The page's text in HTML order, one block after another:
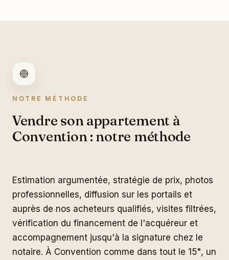
NOTRE MÉTHODE
Vendre son appartement à
Convention : notre méthode
Estimation argumentée, stratégie de prix, photos
professionnelles, diffusion sur les portails et
auprès de nos acheteurs qualifiés, visites filtrées,
vérification du financement de l'acquéreur et
accompagnement jusqu'à la signature chez le
notaire. À Convention comme dans tout le 15ᵉ, un